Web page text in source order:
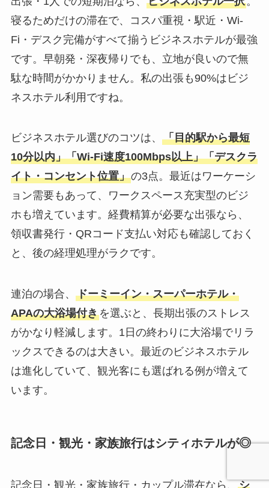
寝るためだけの滞在で、コスパ重視・駅近・Wi-
Fi・デスク完備がすべて揃うビジネスホテルが最強
です。早朝発・深夜帰りでも、立地が良いので無
駄な時間がかかりません。私の出張も90%はビジ
ネスホテル利用ですね。
ビジネスホテル選びのコツは、 「目的駅から最短
10分以内」「Wi-Fi速度100Mbps以上」「デスクラ
イト・コンセント位置」の3点。最近はワーケーシ
ョン需要もあって、ワークスペース充実型のビジ
ホも増えています。経費精算が必要な出張なら、
領収書発行・QRコード支払い対応も確認しておく
と、後の経理処理がラクです。
連泊の場合、 ドーミーイン・スーパーホテル・
APAの大浴場付きを選ぶと、長期出張のストレス
がかなり軽減します。1日の終わりに大浴場でリラ
ックスできるのは大きい。最近のビジネスホテル
は進化していて、観光客にも選ばれる例が増えて
います。
記念日・観光・家族旅行はシティホテルが◎
記念日・観光・家族旅行・カップル滞在なら、シ